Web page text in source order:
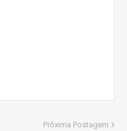
Próxima Postagem